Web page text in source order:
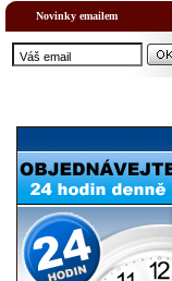
Novinky emailem